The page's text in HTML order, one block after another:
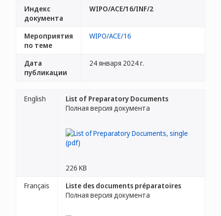
Индекс
документа
WIPO/ACE/16/INF/2
Мероприятия
по теме
WIPO/ACE/16
Дата
публикации
24 января 2024 г.
English
List of Preparatory Documents
Полная версия документа
226 KB
Français
Liste des documents préparatoires
Полная версия документа